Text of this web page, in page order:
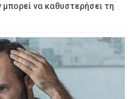
να καθυστερήσει τη